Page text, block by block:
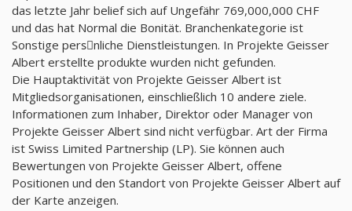
das letzte Jahr belief sich auf Ungefähr 769,000,000 CHF
und das hat Normal die Bonität. Branchenkategorie ist
Sonstige persِnliche Dienstleistungen. In Projekte Geisser
Albert erstellte produkte wurden nicht gefunden.
Die Hauptaktivität von Projekte Geisser Albert ist
Mitgliedsorganisationen, einschließlich 10 andere ziele.
Informationen zum Inhaber, Direktor oder Manager von
Projekte Geisser Albert sind nicht verfügbar. Art der Firma
ist Swiss Limited Partnership (LP). Sie können auch
Bewertungen von Projekte Geisser Albert, offene
Positionen und den Standort von Projekte Geisser Albert auf
der Karte anzeigen.